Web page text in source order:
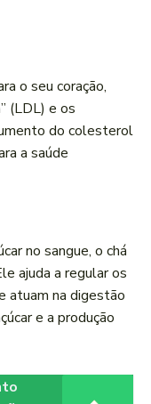
o seu coração,
(LDL) e os
do colesterol
a saúde
no sangue, o chá
ajuda a regular os
atuam na digestão
e a produção